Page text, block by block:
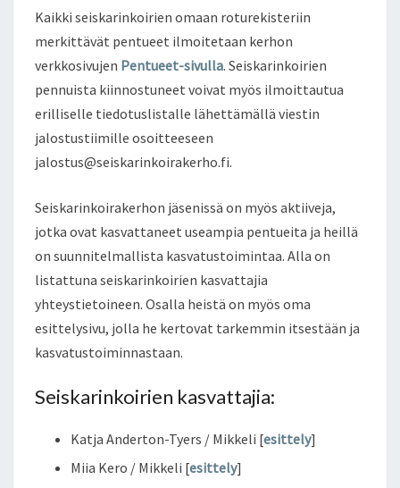
Kaikki seiskarinkoirien omaan roturekisteriin
merkittävät pentueet ilmoitetaan kerhon
verkkosivujen Pentueet-sivulla. Seiskarinkoirien
pennuista kiinnostuneet voivat myös ilmoittautua
erilliselle tiedotuslistalle lähettämällä viestin
jalostustiimille osoitteeseen
jalostus@seiskarinkoirakerho.fi.
Seiskarinkoirakerhon jäsenissä on myös aktiiveja,
jotka ovat kasvattaneet useampia pentueita ja heillä
on suunnitelmallista kasvatustoimintaa. Alla on
listattuna seiskarinkoirien kasvattajia
yhteystietoineen. Osalla heistä on myös oma
esittelysivu, jolla he kertovat tarkemmin itsestään ja
kasvatustoiminnastaan.
Seiskarinkoirien kasvattajia:
Katja Anderton-Tyers / Mikkeli [esittely]
Miia Kero / Mikkeli [esittely]